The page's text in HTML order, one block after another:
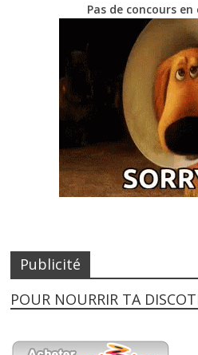
Pas de concours
Publicité
POUR NOURRIR TA